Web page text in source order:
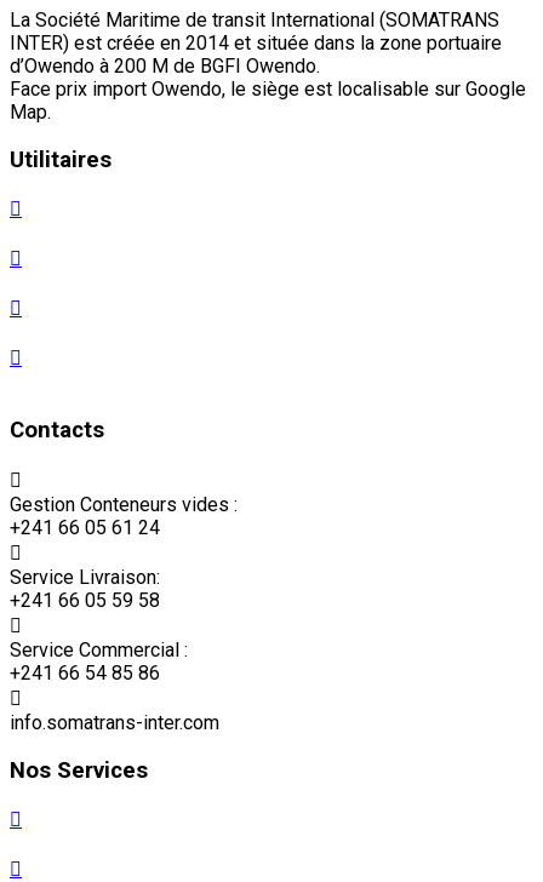
La Société Maritime de transit International (SOMATRANS
INTER) est créée en 2014 et située dans la zone portuaire
d’Owendo à 200 M de BGFI Owendo.
Face prix import Owendo, le siège est localisable sur Google
Map.
Utilitaires
Contacts
Gestion Conteneurs vides :
+241 66 05 61 24
Service Livraison:
+241 66 05 59 58
Service Commercial :
+241 66 54 85 86
info.somatrans-inter.com
Nos Services